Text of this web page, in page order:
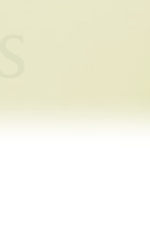
장학금 지